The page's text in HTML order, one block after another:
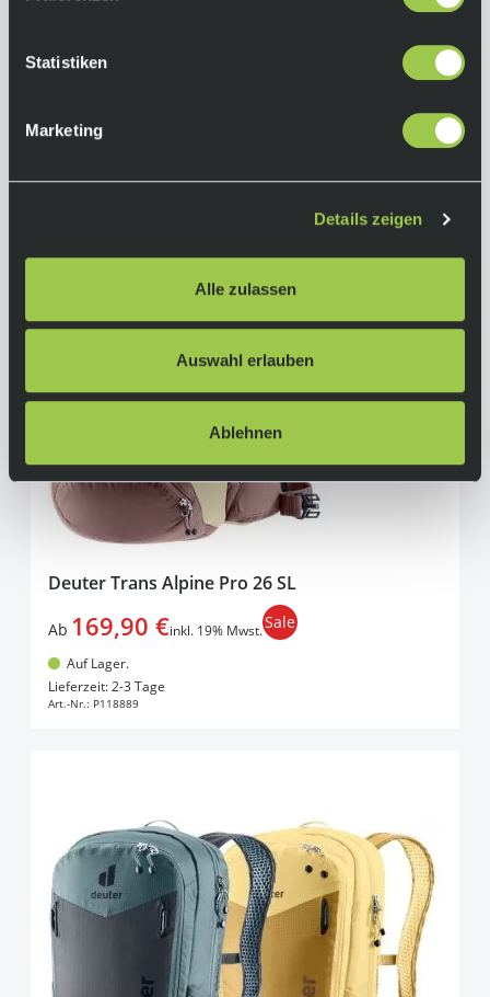
Statistiken
Marketing
Details zeigen
Alle zulassen
Auswahl erlauben
Ablehnen
Auf Lager.
Deuter Trans Alpine Pro 26 SL
Ab 169,90 €inkl. 19% Mwst.Sale
Auf Lager.
Lieferzeit: 2-3 Tage
Art.-Nr.: P118889